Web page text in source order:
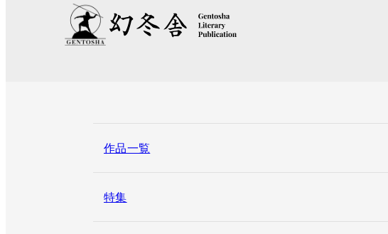
作品一覧
特集